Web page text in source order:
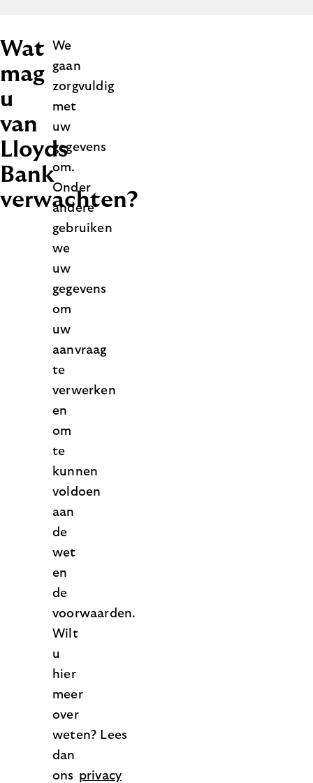
Wat
mag
u
van
Lloyds
Bank
verwachten?
We
gaan
zorgvuldig
met
uw
gegevens
om.
Onder
andere
gebruiken
we
uw
gegevens
om
uw
aanvraag
te
verwerken
en
om
te
kunnen
voldoen
aan
de
wet
en
de
voorwaarden.
Wilt
u
hier
meer
over
weten? Lees
dan
ons privacy